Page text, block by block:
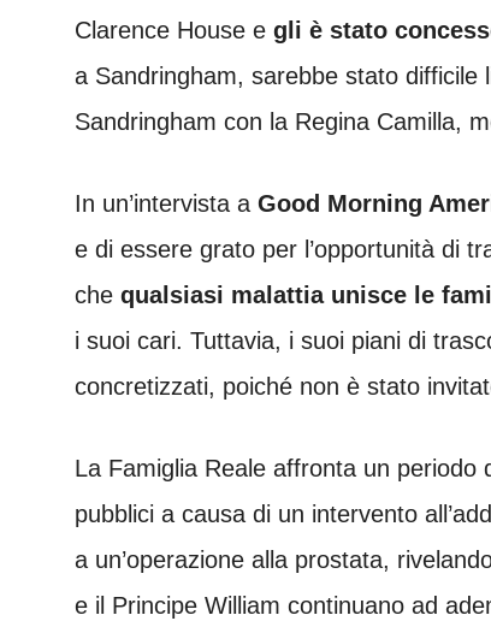
Clarence House e gli è stato
a Sandringham, sarebbe stato
Sandringham con la Regina Camilla,
In un’intervista a Good Morning
e di essere grato per l’opportunità di
che qualsiasi malattia unisce le
i suoi cari. Tuttavia, i suoi piani di
concretizzati, poiché non è stato
La Famiglia Reale affronta un periodo
pubblici a causa di un intervento
a un’operazione alla prostata,
e il Principe William continuano ad